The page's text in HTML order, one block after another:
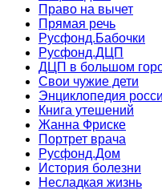
Право на вычет
Прямая речь
Русфонд.Бабочки
Русфонд.ДЦП
ДЦП в большом
Свои чужие дети
Энциклопедия
Книга утешений
Жанна Фриске
Портрет врача
Русфонд.Дом
История болезни
Несладкая жизнь